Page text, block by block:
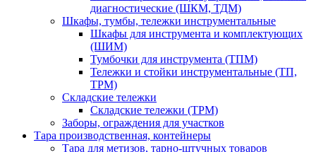
диагностические (ШКМ, ТДМ)
Шкафы, тумбы, тележки инструментальные
Шкафы для инструмента и комплектующих
(ШИМ)
Тумбочки для инструмента (ТПМ)
Тележки и стойки инструментальные (ТП,
ТРМ)
Складские тележки
Складские тележки (ТРМ)
Заборы, ограждения для участков
Тара производственная, контейнеры
Тара для метизов, тарно-штучных товаров